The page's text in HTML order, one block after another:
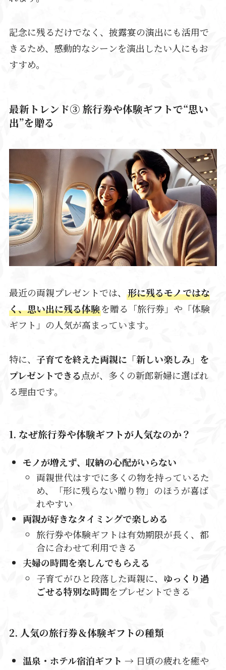
記念に残るだけでなく、披露宴の演出にも活用で
きるため、感動的なシーンを演出したい人にもお
すすめ。
最新トレンド③ 旅行券や体験ギフトで“思い
出”を贈る
最近の両親プレゼントでは、 形に残るモノではな
く、思い出に残る体験を贈る「旅行券」や「体験
ギフト」の人気が高まっています。
特に、 子育てを終えた両親に「新しい楽しみ」を
プレゼントできる 点が、多くの新郎新婦に選ばれ
る理由です。
1. なぜ旅行券や体験ギフトが人気なのか？
モノが増えず、収納の心配がいらない
両親世代はすでに多くの物を持っているた
め、「形に残らない贈り物」のほうが喜ば
れやすい
両親が好きなタイミングで楽しめる
旅行券や体験ギフトは有効期限が長く、都
合に合わせて利用できる
夫婦の時間を楽しんでもらえる
子育てがひと段落した両親に、 ゆっくり過
ごせる特別な時間をプレゼントできる
2. 人気の旅行券＆体験ギフトの種類
温泉・ホテル宿泊ギフト → 日頃の疲れを癒や